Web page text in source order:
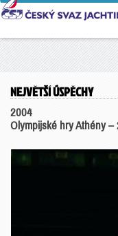
NEJVĚTŠÍ ÚSPĚCHY
2004
Olympijské hry Athény